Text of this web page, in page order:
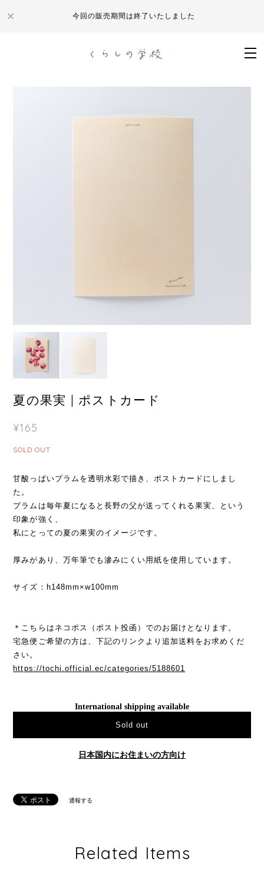
今回の販売期間は終了いたしました
夏の果実 | ポストカード
¥165
SOLD OUT
甘酸っぱいプラムを透明水彩で描き、ポストカードにしまし
た。
プラムは毎年夏になると長野の父が送ってくれる果実、という
印象が強く、
私にとっての夏の果実のイメージです。
厚みがあり、万年筆でも滲みにくい用紙を使用しています。
サイズ：h148mm×w100mm
＊こちらはネコポス（ポスト投函）でのお届けとなります。
宅急便ご希望の方は、下記のリンクより追加送料をお求めくだ
さい。
https://tochi.official.ec/categories/5188601
International shipping available
Sold out
日本国内にお住まいの方向け
通報する
Related Items